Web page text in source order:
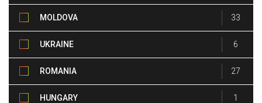
MOLDOVA 33
UKRAINE 6
ROMANIA 27
HUNGARY 1